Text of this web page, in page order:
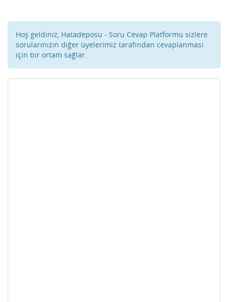
Hoş geldiniz, Hatadeposu - Soru Cevap Platformu sizlere
sorularınızın diğer üyelerimiz tarafından cevaplanması
için bir ortam sağlar.